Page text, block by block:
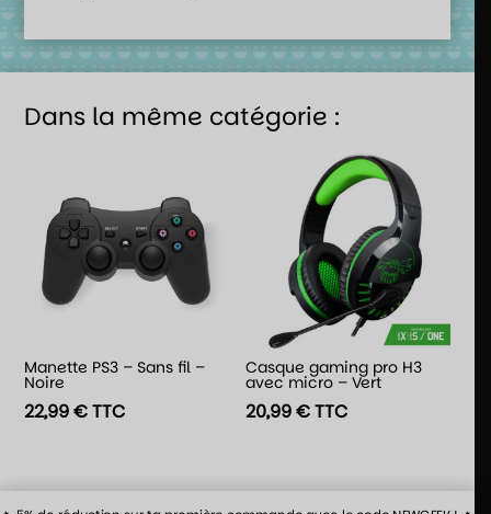
Dans la même catégorie :
Manette PS3 – Sans fil –
Noire
22,99€TTC
Casque gaming pro H3
avec micro – Vert
20,99€TTC